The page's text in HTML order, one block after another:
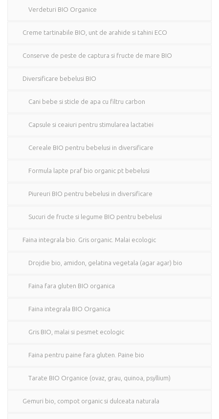
Verdeturi BIO Organice
Creme tartinabile BIO, unt de arahide si tahini ECO
Conserve de peste de captura si fructe de mare BIO
Diversificare bebelusi BIO
Cani bebe si sticle de apa cu filtru carbon
Capsule si ceaiuri pentru stimularea lactatiei
Cereale BIO pentru bebelusi in diversificare
Formula lapte praf bio organic pt bebelusi
Piureuri BIO pentru bebelusi in diversificare
Sucuri de fructe si legume BIO pentru bebelusi
Faina integrala bio. Gris organic. Malai ecologic
Drojdie bio, amidon, gelatina vegetala (agar agar) bio
Faina fara gluten BIO organica
Faina integrala BIO Organica
Gris BIO, malai si pesmet ecologic
Faina pentru paine fara gluten. Paine bio
Tarate BIO Organice (ovaz, grau, quinoa, psyllium)
Gemuri bio, compot organic si dulceata naturala